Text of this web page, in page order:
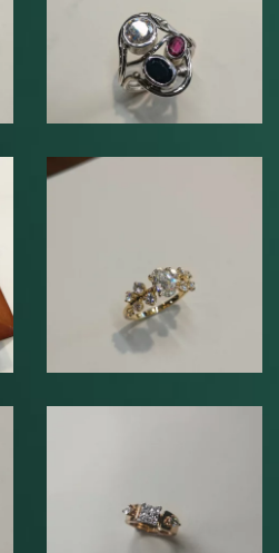
rubis, d’un saphir
et d’un oxyde de
zirconium.
750°°° sertie de
diamants.
750°°° sertie de
diamants.